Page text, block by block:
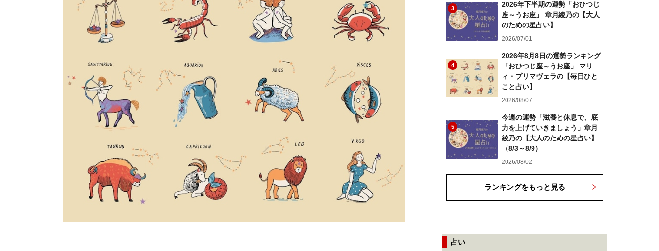
3
2026年下半期の運勢「おひつじ
座～うお座」 章月綾乃の【大人
のための星占い】
2026/07/01
4
2026年8月8日の運勢ランキング
「おひつじ座～うお座」 マリ
ィ・プリマヴェラの【毎日ひと
こと占い】
2026/08/07
5
今週の運勢「滋養と休息で、底
力を上げていきましょう」章月
綾乃の【大人のための星占い】
（8/3～8/9）
2026/08/02
ランキングをもっと見る
占い